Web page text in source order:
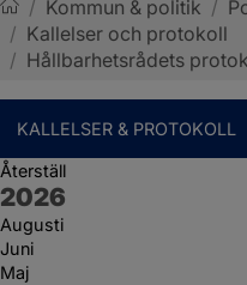
Sotenäs kommun
/ Kommun & politik /
/ Kallelser och protokoll
/ Hållbarhetsrådets
KALLELSER & PROTOKOLL
Återställ
År:
2026
Augusti
Juni
Maj